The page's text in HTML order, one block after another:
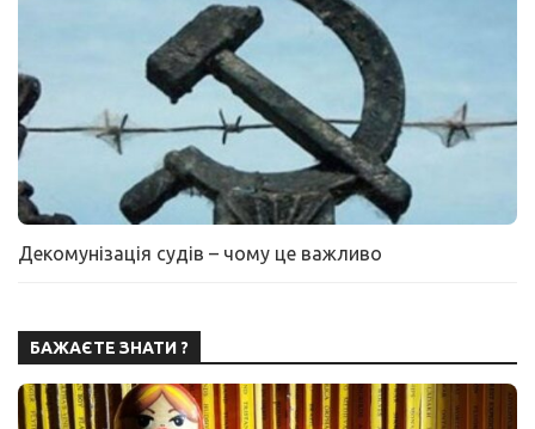
Декомунізація судів – чому це важливо
БАЖАЄТЕ ЗНАТИ ?